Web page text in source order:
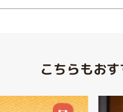
こちらもお